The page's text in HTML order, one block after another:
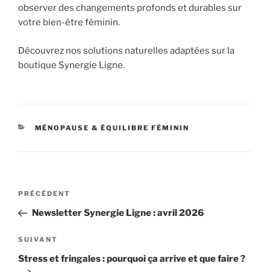
observer des changements profonds et durables sur
votre bien-être féminin.
Découvrez nos solutions naturelles adaptées sur la
boutique Synergie Ligne.
CATÉGORIES
MÉNOPAUSE & ÉQUILIBRE FÉMININ
Navigation
l’article
Article
précédent
PRÉCÉDENT
Newsletter Synergie Ligne : avril 2026
Article
suivant
SUIVANT
Stress et fringales : pourquoi ça arrive et que faire ?